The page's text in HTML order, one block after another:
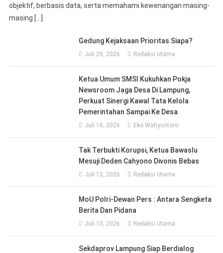
objektif, berbasis data, serta memahami kewenangan masing-
masing […]
Gedung Kejaksaan Prioritas Siapa?
Juli 20, 2026 Redaksi Utama
Ketua Umum SMSI Kukuhkan Pokja
Newsroom Jaga Desa Di Lampung,
Perkuat Sinergi Kawal Tata Kelola
Pemerintahan Sampai Ke Desa
Juli 16, 2026 Eko Wahyuntoro
Tak Terbukti Korupsi, Ketua Bawaslu
Mesuji Deden Cahyono Divonis Bebas
Juli 15, 2026 Redaksi Utama
MoU Polri-Dewan Pers : Antara Sengketa
Berita Dan Pidana
Juli 10, 2026 Redaksi Utama
Sekdaprov Lampung Siap Berdialog